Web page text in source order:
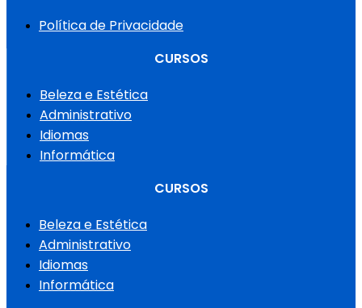
Política de Privacidade
CURSOS
Beleza e Estética
Administrativo
Idiomas
Informática
CURSOS
Beleza e Estética
Administrativo
Idiomas
Informática